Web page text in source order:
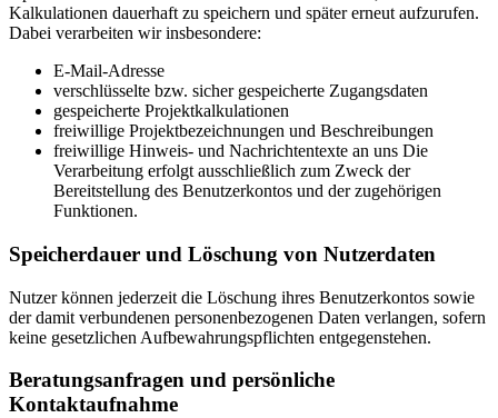
Kalkulationen dauerhaft zu speichern und später erneut aufzurufen.
Dabei verarbeiten wir insbesondere:
E-Mail-Adresse
verschlüsselte bzw. sicher gespeicherte Zugangsdaten
gespeicherte Projektkalkulationen
freiwillige Projektbezeichnungen und Beschreibungen
freiwillige Hinweis- und Nachrichtentexte an uns Die
Verarbeitung erfolgt ausschließlich zum Zweck der
Bereitstellung des Benutzerkontos und der zugehörigen
Funktionen.
Speicherdauer und Löschung von Nutzerdaten
Nutzer können jederzeit die Löschung ihres Benutzerkontos sowie
der damit verbundenen personenbezogenen Daten verlangen, sofern
keine gesetzlichen Aufbewahrungspflichten entgegenstehen.
Beratungsanfragen und persönliche
Kontaktaufnahme